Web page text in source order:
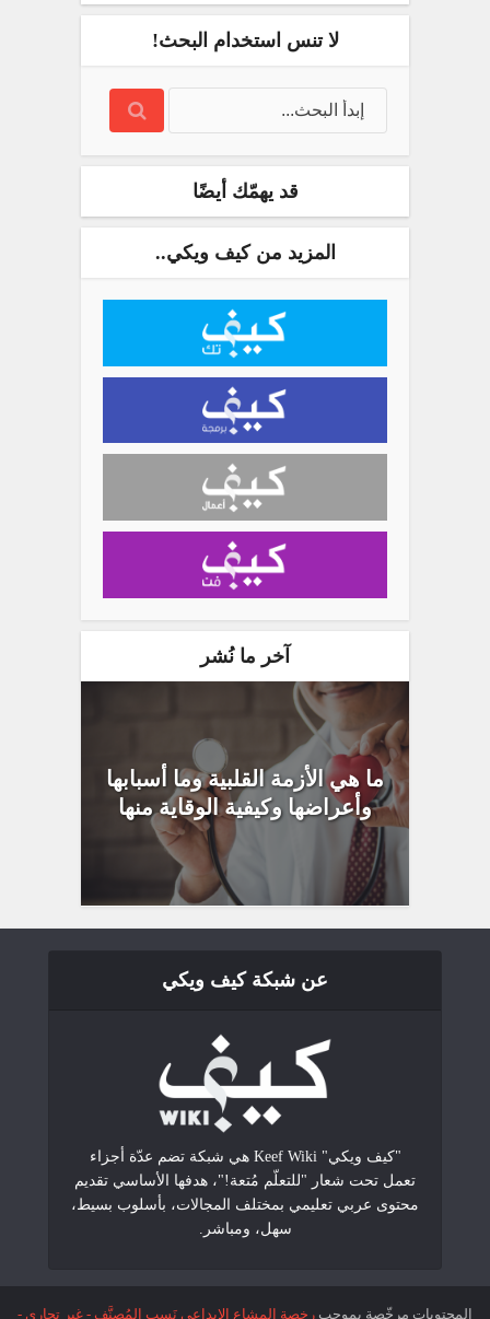
لا تنس استخدام البحث!
قد يهمّك أيضًا
المزيد من كيف ويكي..
آخر ما نُشر
ما هي الأزمة القلبية وما أسبابها
وأعراضها وكيفية الوقاية منها
عن شبكة كيف ويكي
"كيف ويكي" Keef Wiki هي شبكة تضم عدّة أجزاء
تعمل تحت شعار "للتعلّم مُتعة!"، هدفها الأساسي تقديم
محتوى عربي تعليمي بمختلف المجالات، بأسلوب بسيط،
سهل، ومباشر.
المحتويات مرخّصة بموجب رخصة المشاع الإبداعي نَسب المُصنَّف - غير تجاري -